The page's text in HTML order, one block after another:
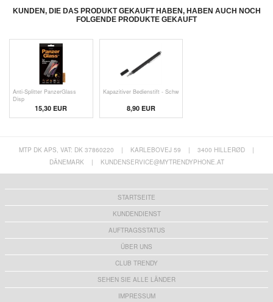
KUNDEN, DIE DAS PRODUKT GEKAUFT HABEN, HABEN AUCH NOCH
FOLGENDE PRODUKTE GEKAUFT
Anti-Splitter PanzerGlass
Disp
15,30 EUR
Kapazitiver Bedienstift - Schw
8,90 EUR
MTP DK APS, VAT: DK 37860220 | KARLEBOVEJ 59 | 3400 HILLERØD
|
DÄNEMARK
| KUNDENSERVICE@MYTRENDYPHONE.AT
STARTSEITE
KUNDENDIENST
AUFTRAGSSTATUS
ÜBER UNS
CLUB TRENDY
SEHEN SIE ALLE LÄNDER
IMPRESSUM